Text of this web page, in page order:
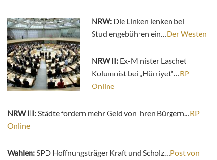
NRW: Die Linken lenken bei
Studiengebühren ein…Der Westen
NRW II: Ex-Minister Laschet
Kolumnist bei „Hürriyet“…RP
Online
NRW III:Städte fordern mehr Geld von ihren Bürgern…RP
Online
Wahlen:SPD Hoffnungsträger Kraft und Scholz…Post von